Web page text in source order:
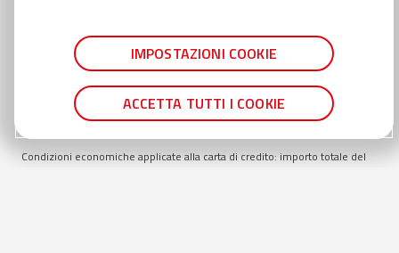
termine della giornata lavorativa successiva rispetto al momento in cui è
stata fornita in Filiale o in Agenzia Autorizzata la documentazione
completa. Importo richiedibile min.5.000€ max30.000€ rimborsabile min
mesi, max84mesi. Condizioni suscettibili di variazione in caso di
richiesta presentata in filiale TAN min14,55 % TAN max16,35
% TAEG min
% TAEG max18,69%.
Condizioni economiche applicate alla carta di credito: importo totale del
IMPOSTAZIONI COOKIE
ACCETTA TUTTI I COOKIE